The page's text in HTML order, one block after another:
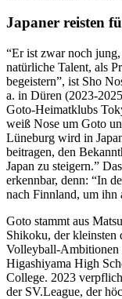
Japaner reisten
“Er ist zwar noch jung,
natürliche Talent, als
begeistern”, ist Sho
a. in Düren (2023-
Goto-Heimatklubs
weiß Nose um Goto
Lüneburg wird in
beitragen, den
Japan zu steigern.”
erkennbar, denn: “In
nach Finnland, um ihn
Goto stammt aus
Shikoku, der kleinsten
Volleyball-Ambitionen
Higashiyama High
College. 2023
der SV.League, der